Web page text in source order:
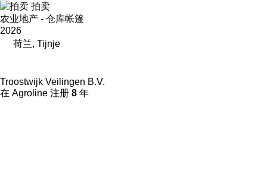
拍卖
农业地产 - 仓库帐篷
2026
荷兰, Tijnje
Troostwijk Veilingen B.V.
在 Agroline 注册 8 年